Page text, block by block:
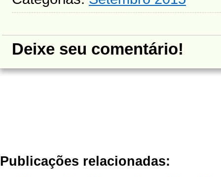
Deixe seu comentário!
Publicações relacionadas: